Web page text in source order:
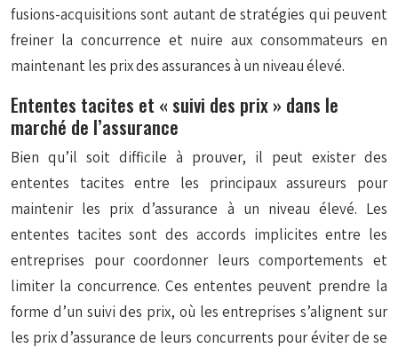
fusions-acquisitions sont autant de stratégies qui peuvent
freiner la concurrence et nuire aux consommateurs en
maintenant les prix des assurances à un niveau élevé.
Ententes tacites et « suivi des prix » dans le
marché de l’assurance
Bien qu’il soit difficile à prouver, il peut exister des
ententes tacites entre les principaux assureurs pour
maintenir les prix d’assurance à un niveau élevé. Les
ententes tacites sont des accords implicites entre les
entreprises pour coordonner leurs comportements et
limiter la concurrence. Ces ententes peuvent prendre la
forme d’un suivi des prix, où les entreprises s’alignent sur
les prix d’assurance de leurs concurrents pour éviter de se